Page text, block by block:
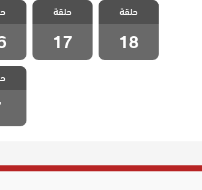
اخوات الحلقة
18
حلقة
18
اخوات الحلقة
17
حلقة
17